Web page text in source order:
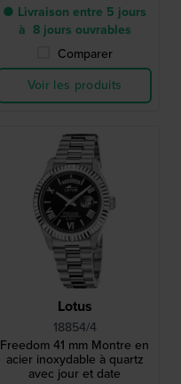
● Livraison entre 5 jours
à 8 jours ouvrables
Comparer
Voir les produits
Lotus
18854/4
Freedom 41 mm Montre en
acier inoxydable à quartz
avec jour et date